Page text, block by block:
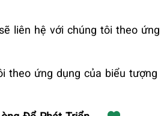
liên hệ với chúng tôi theo ứng
theo ứng dụng của biểu tượng